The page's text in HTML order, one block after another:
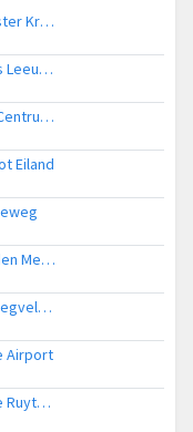
Lifeliner 3 naar Helmond, Burgemeester Krollaan
Ambulancehelikopter naar Vliegbasis Leeuwarden
Lifeliner 4 naar Universitair Medisch Centrum Groningen
Eiland
Ambulancehelikopter naar Leeuwarden Medical Center Heliport
Politiehelikopter naar Amsterdam Vliegveld Schiphol
Airport
Kustwachthelikopter naar Admiral De Ruyter Hospital Heliport